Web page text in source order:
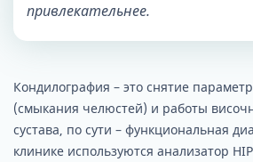
привлекательнее.
Кондилография – это снятие
(смыкания челюстей) и работы
сустава, по сути – функциональная
клинике используются анализатор